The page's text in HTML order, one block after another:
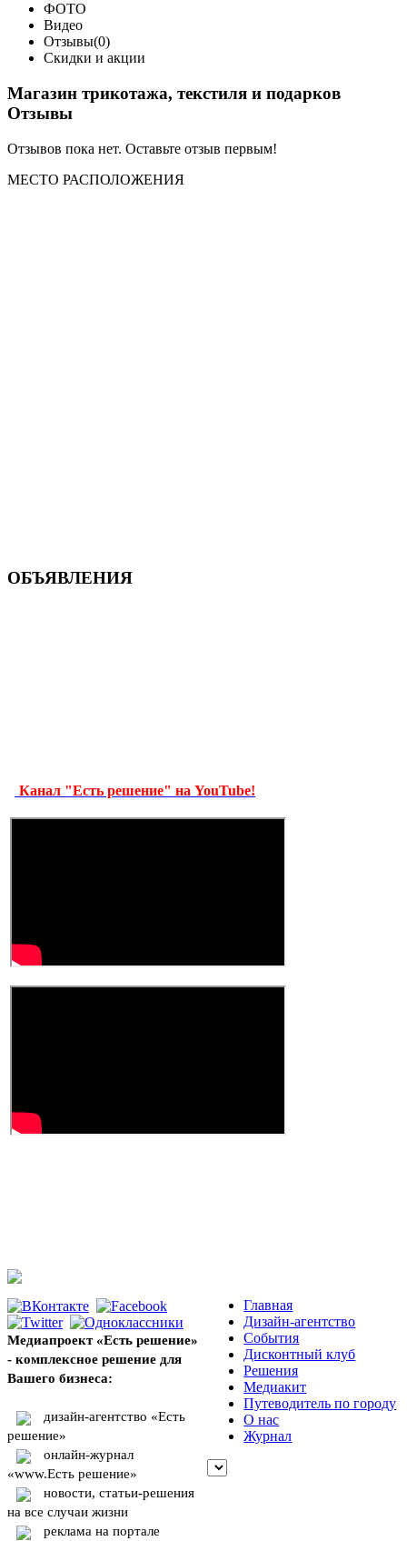
ФОТО
Видео
Отзывы(0)
Скидки и акции
Магазин трикотажа, текстиля и подарков
Отзывы
Отзывов пока нет. Оставьте отзыв первым!
МЕСТО РАСПОЛОЖЕНИЯ
ОБЪЯВЛЕНИЯ
Канал "Есть решение" на YouTube!
Медиапроект «Есть решение»
- комплексное решение для
Вашего бизнеса:
дизайн-агентство «Есть
решение»
онлайн-журнал
«www.Есть решение»
новости, статьи-решения
на все случаи жизни
реклама на портале
Главная
Дизайн-агентство
События
Дисконтный клуб
Решения
Медиакит
Путеводитель по городу
О нас
Журнал